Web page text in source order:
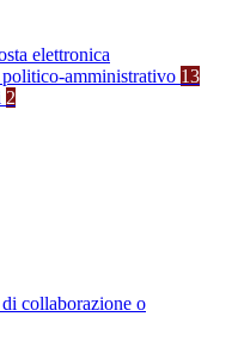
elettronica
amministrativo 13
2
collaborazione o